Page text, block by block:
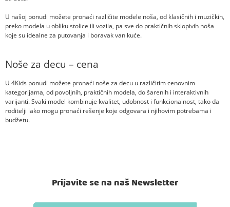
U našoj ponudi možete pronaći različite modele noša, od klasičnih i muzičkih,
preko modela u obliku stolice ili vozila, pa sve do praktičnih sklopivih noša
koje su idealne za putovanja i boravak van kuće.
Noše za decu – cena
U 4Kids ponudi možete pronaći noše za decu u različitim cenovnim
kategorijama, od povoljnih, praktičnih modela, do šarenih i interaktivnih
varijanti. Svaki model kombinuje kvalitet, udobnost i funkcionalnost, tako da
roditelji lako mogu pronaći rešenje koje odgovara i njihovim potrebama i
budžetu.
Prijavite se na naš Newsletter